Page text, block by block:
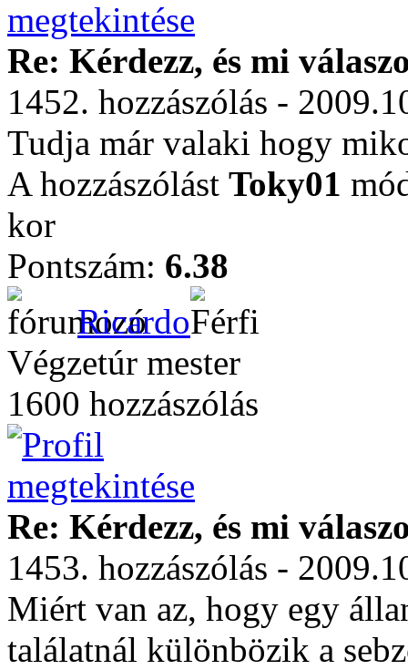
Re: Kérdezz, és mi
1452. hozzászólás -
Tudja már valaki hogy
A hozzászólást Toky01
kor
Pontszám: 6.38
Ricardo
Végzetúr mester
1600 hozzászólás
Re: Kérdezz, és mi
1453. hozzászólás -
Miért van az, hogy egy
találatnál különbözik a